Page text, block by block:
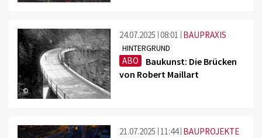
©
24.07.2025 08:01 BAUPRAXIS
HINTERGRUND
ABO
Baukunst: Die Brücken
von Robert Maillart
21.07.2025 11:44 BAUPROJEKTE